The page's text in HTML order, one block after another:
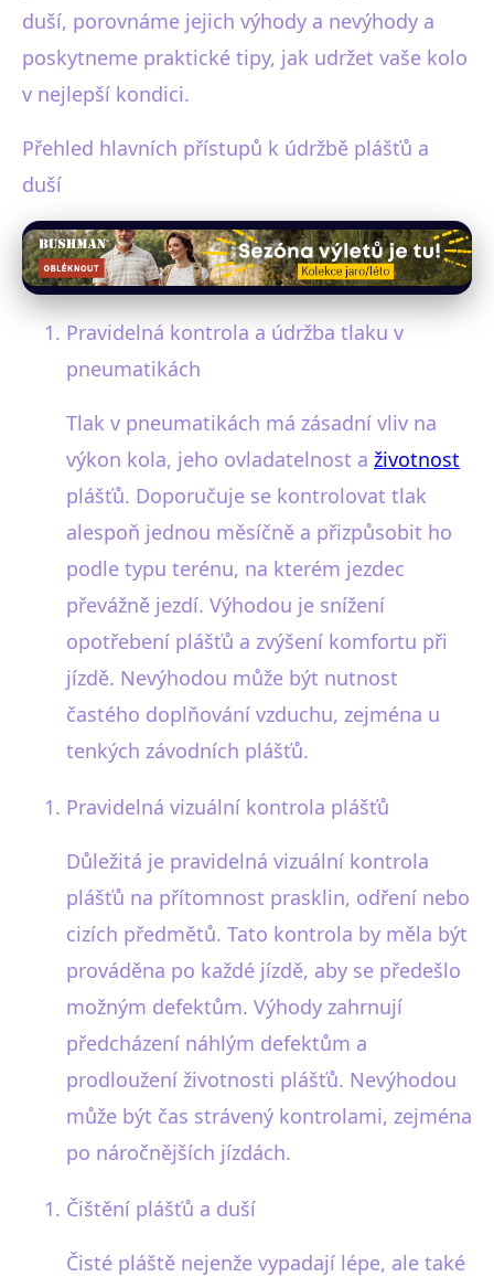
duší, porovnáme jejich výhody a nevýhody a
poskytneme praktické tipy, jak udržet vaše kolo
v nejlepší kondici.
Přehled hlavních přístupů k údržbě plášťů a
duší
Pravidelná kontrola a údržba tlaku v
pneumatikách
Tlak v pneumatikách má zásadní vliv na
výkon kola, jeho ovladatelnost a životnost
plášťů. Doporučuje se kontrolovat tlak
alespoň jednou měsíčně a přizpůsobit ho
podle typu terénu, na kterém jezdec
převážně jezdí. Výhodou je snížení
opotřebení plášťů a zvýšení komfortu při
jízdě. Nevýhodou může být nutnost
častého doplňování vzduchu, zejména u
tenkých závodních plášťů.
Pravidelná vizuální kontrola plášťů
Důležitá je pravidelná vizuální kontrola
plášťů na přítomnost prasklin, odření nebo
cizích předmětů. Tato kontrola by měla být
prováděna po každé jízdě, aby se předešlo
možným defektům. Výhody zahrnují
předcházení náhlým defektům a
prodloužení životnosti plášťů. Nevýhodou
může být čas strávený kontrolami, zejména
po náročnějších jízdách.
Čištění plášťů a duší
Čisté pláště nejenže vypadají lépe, ale také